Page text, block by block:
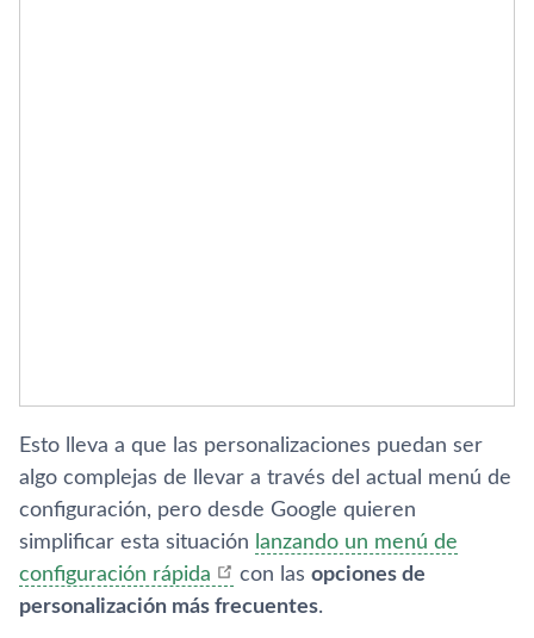
Esto lleva a que las personalizaciones puedan ser
algo complejas de llevar a través del actual menú de
configuración, pero desde Google quieren
simplificar esta situación lanzando un menú de
configuración rápida
con las opciones de
personalización más frecuentes.